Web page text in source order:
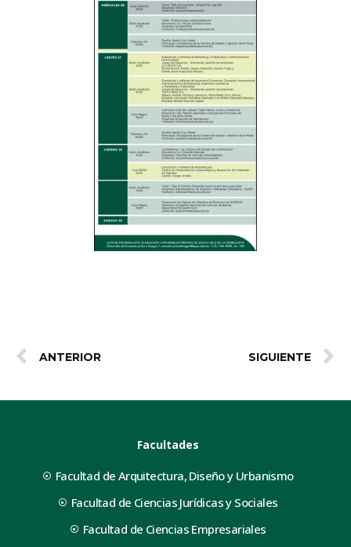
ANTERIOR SIGUIENTE
Facultades
Facultad de Arquitectura, Diseño y Urbanismo
Facultad de Ciencias Jurídicas y Sociales
Facultad de Ciencias Empresariales